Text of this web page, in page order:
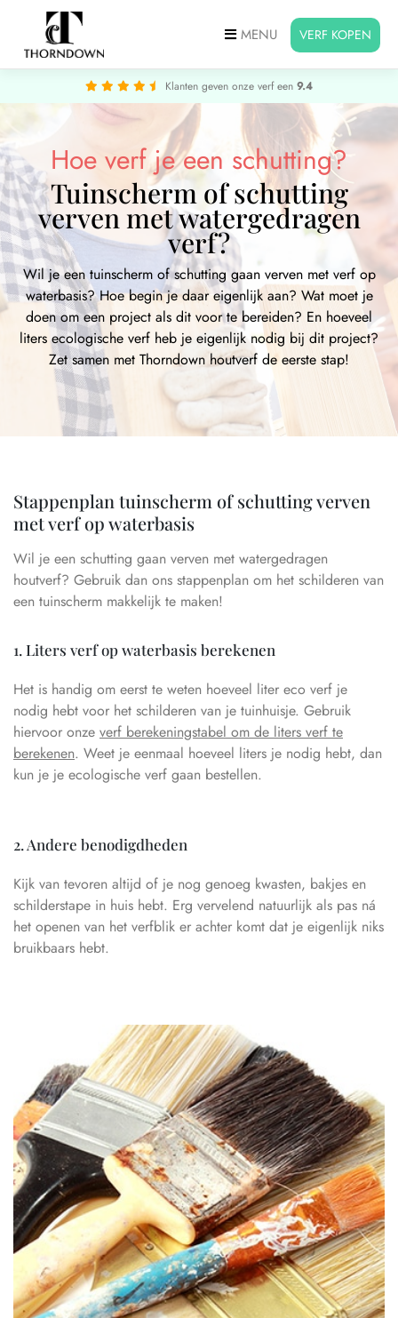
MENU VERF KOPEN
Klanten geven onze verf een 9.4
Hoe verf je een schutting?
Tuinscherm of schutting
verven met watergedragen
verf?
Wil je een tuinscherm of schutting gaan verven met verf op
waterbasis? Hoe begin je daar eigenlijk aan? Wat moet je
doen om een project als dit voor te bereiden? En hoeveel
liters ecologische verf heb je eigenlijk nodig bij dit project?
Zet samen met Thorndown houtverf de eerste stap!
Stappenplan tuinscherm of schutting verven
met verf op waterbasis
Wil je een schutting gaan verven met watergedragen
houtverf? Gebruik dan ons stappenplan om het schilderen van
een tuinscherm makkelijk te maken!
1. Liters verf op waterbasis berekenen
Het is handig om eerst te weten hoeveel liter eco verf je
nodig hebt voor het schilderen van je tuinhuisje. Gebruik
hiervoor onze verf berekeningstabel om de liters verf te
berekenen. Weet je eenmaal hoeveel liters je nodig hebt, dan
kun je je ecologische verf gaan bestellen.
2. Andere benodigdheden
Kijk van tevoren altijd of je nog genoeg kwasten, bakjes en
schilderstape in huis hebt. Erg vervelend natuurlijk als pas ná
het openen van het verfblik er achter komt dat je eigenlijk niks
bruikbaars hebt.